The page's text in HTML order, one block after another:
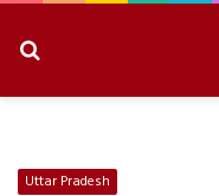
Uttar Pradesh